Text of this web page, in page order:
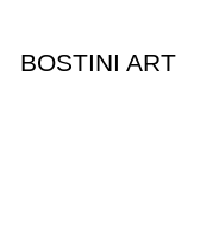
BOSTINI ART